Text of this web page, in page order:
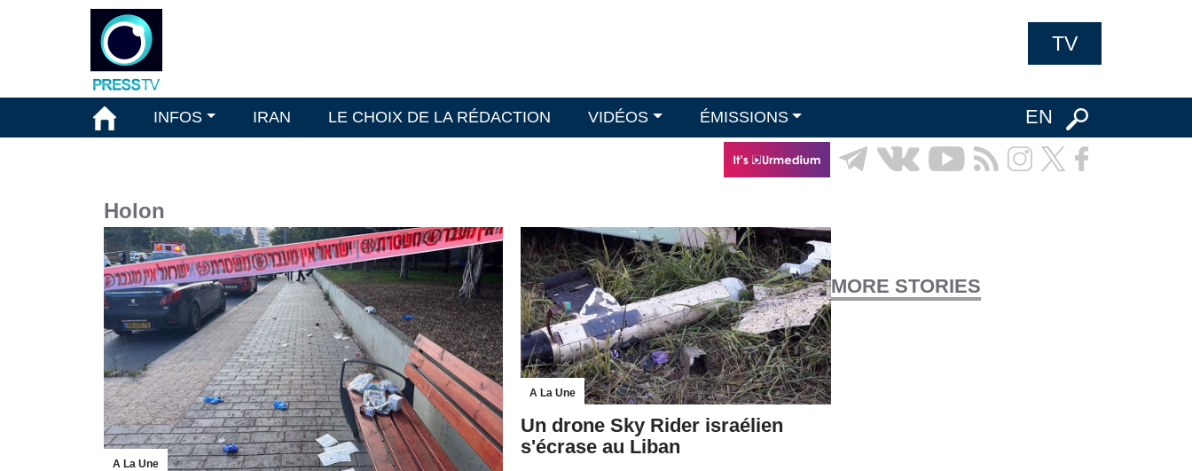
TV
INFOS IRAN LE CHOIX DE LA RÉDACTION VIDÉOS ÉMISSIONS EN
Holon
A La Une
A La Une
Un drone Sky Rider israélien
s'écrase au Liban
MORE STORIES